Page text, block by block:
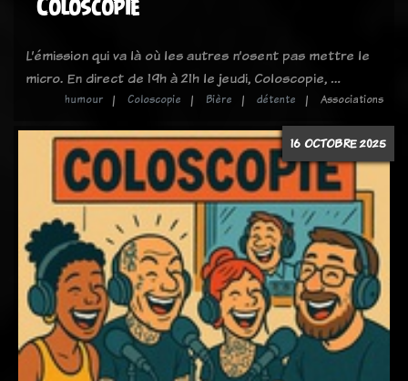
Coloscopie
L’émission qui va là où les autres n’osent pas mettre le
micro. En direct de 19h à 21h le jeudi, Coloscopie, …
humour Coloscopie Bière détente Associations
16 OCTOBRE 2025